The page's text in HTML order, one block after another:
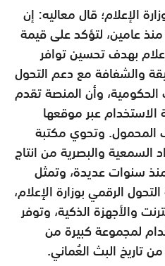
الإعلام؛ قال معاليه: إن
عامين، لتؤكد على قيمة
بهدف تحسين توافر
والشفافة مع دعم التحول
وأن المنصة تقدم
عبر موقعها
المحمول. وتحوي مكتبة
السمعية والبصرية من انتاج
سنوات عديدة، وتمثل
الرقمي بوزارة الإعلام،
والأجهزة الذكية، وتوفر
لمجموعة كبيرة من
تاريخ البث العُماني.